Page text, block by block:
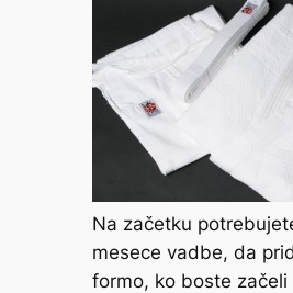
Na začetku
mesece vadbe, da
formo, ko boste začeli